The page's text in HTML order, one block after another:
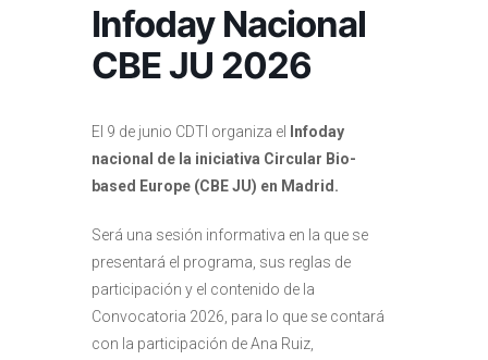
Infoday Nacional
CBE JU 2026
El 9 de junio CDTI organiza el
Infoday
nacional de la iniciativa Circular Bio-
based Europe (CBE JU) en Madrid.
Será una sesión informativa en la que se
presentará el programa, sus reglas de
participación y el contenido de la
Convocatoria 2026, para lo que se contará
con la participación de Ana Ruiz,